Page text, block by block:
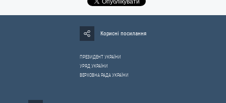
Корисні посилання
ПРЕЗИДЕНТ УКРАЇНИ
УРЯД УКРАЇНИ
ВЕРХОВНА РАДА УКРАЇНИ